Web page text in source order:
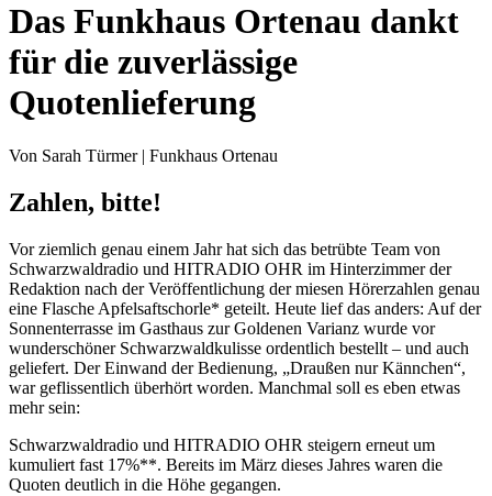
Das Funkhaus Ortenau dankt
für die zuverlässige
Quotenlieferung
Von Sarah Türmer | Funkhaus Ortenau
Zahlen, bitte!
Vor ziemlich genau einem Jahr hat sich das betrübte Team von
Schwarzwaldradio und HITRADIO OHR im Hinterzimmer der
Redaktion nach der Veröffentlichung der miesen Hörerzahlen genau
eine Flasche Apfelsaftschorle* geteilt. Heute lief das anders: Auf der
Sonnenterrasse im Gasthaus zur Goldenen Varianz wurde vor
wunderschöner Schwarzwaldkulisse ordentlich bestellt – und auch
geliefert. Der Einwand der Bedienung, „Draußen nur Kännchen“,
war geflissentlich überhört worden. Manchmal soll es eben etwas
mehr sein:
Schwarzwaldradio und HITRADIO OHR steigern erneut um
kumuliert fast 17%**. Bereits im März dieses Jahres waren die
Quoten deutlich in die Höhe gegangen.